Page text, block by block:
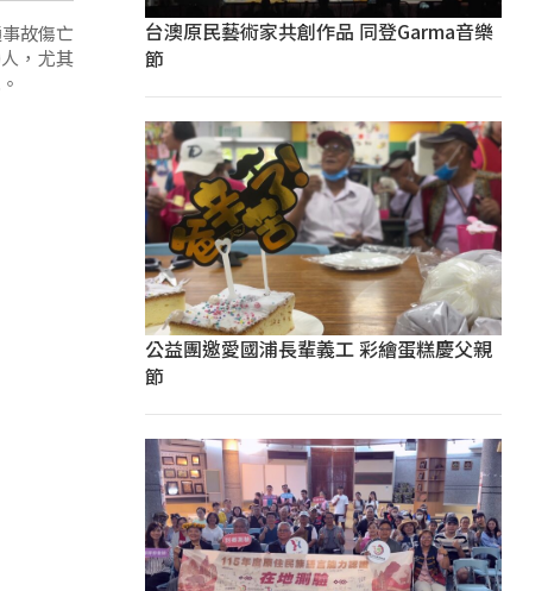
故傷亡
，尤其
台澳原民藝術家共創作品 同登Garma音樂
節
公益團邀愛國浦長輩義工 彩繪蛋糕慶父親
節